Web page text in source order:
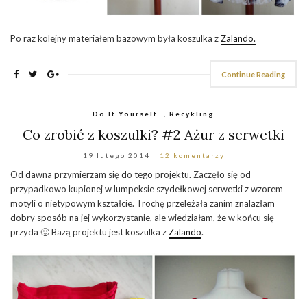
Po raz kolejny materiałem bazowym była koszulka zZalando.
Continue Reading
Do It Yourself Recykling
Co zrobić z koszulki? #2 Ażur z serwetki
19 lutego 2014 12 komentarzy
Od dawna przymierzam się do tego projektu. Zaczęło się od
przypadkowo kupionej w lumpeksie szydełkowej serwetki z wzorem
motyli o nietypowym kształcie. Trochę przeleżała zanim znalazłam
dobry sposób na jej wykorzystanie, ale wiedziałam, że w końcu się
przyda 🙂 Bazą projektu jest koszulka zZalando.